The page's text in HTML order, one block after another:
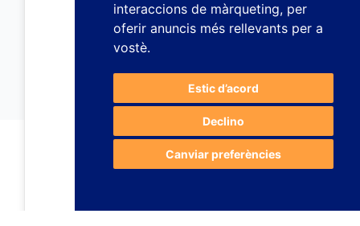
interaccions de màrqueting, per
oferir anuncis més rellevants per a
vostè.
Estic d’acord
Declino
Canviar preferències